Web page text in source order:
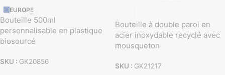
EUROPE
Bouteille 500ml
personnalisable en plastique
biosourcé
SKU : GK20856
Bouteille à double paroi en
acier inoxydable recyclé avec
mousqueton
SKU : GK21217